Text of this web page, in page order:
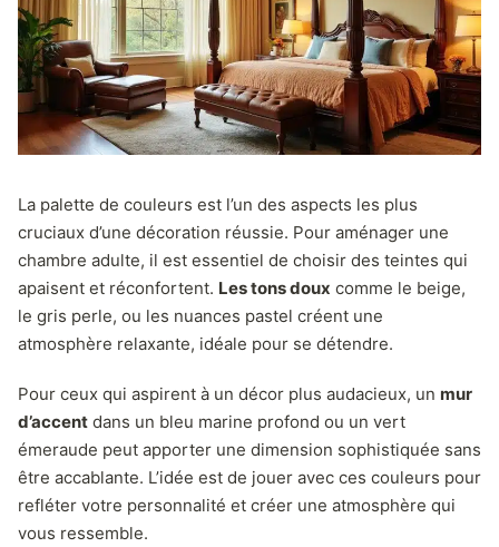
La palette de couleurs est l’un des aspects les plus
cruciaux d’une décoration réussie. Pour aménager une
chambre adulte, il est essentiel de choisir des teintes qui
apaisent et réconfortent. Les tons doux comme le beige,
le gris perle, ou les nuances pastel créent une
atmosphère relaxante, idéale pour se détendre.
Pour ceux qui aspirent à un décor plus audacieux, un mur
d’accent dans un bleu marine profond ou un vert
émeraude peut apporter une dimension sophistiquée sans
être accablante. L’idée est de jouer avec ces couleurs pour
refléter votre personnalité et créer une atmosphère qui
vous ressemble.